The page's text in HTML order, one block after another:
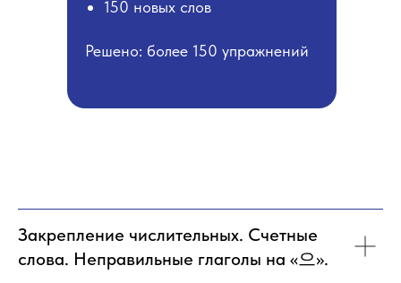
150 новых слов
Решено: более 150 упражнений
Закрепление числительных. Счетные
слова. Неправильные глаголы на «으».